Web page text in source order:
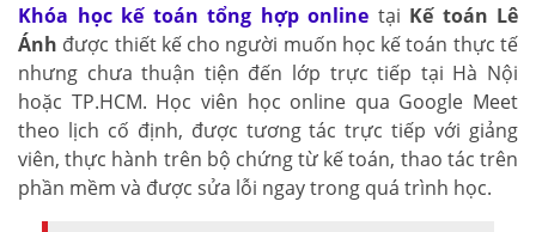
Khóa học kế toán tổng hợp online tại Kế toán Lê
Ánh được thiết kế cho người muốn học kế toán thực tế
nhưng chưa thuận tiện đến lớp trực tiếp tại Hà Nội
hoặc TP.HCM. Học viên học online qua Google Meet
theo lịch cố định, được tương tác trực tiếp với giảng
viên, thực hành trên bộ chứng từ kế toán, thao tác trên
phần mềm và được sửa lỗi ngay trong quá trình học.